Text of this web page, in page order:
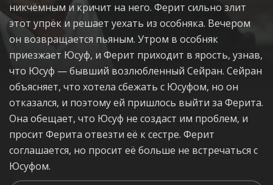
никчёмным и кричит на него. Ферит сильно злит
этот упрёк и решает уехать из особняка. Вечером
он возвращается пьяным. Утром в особняк
приезжает Юсуф, и Ферит приходит в ярость, узнав,
что Юсуф — бывший возлюбленный Сейран. Сейран
объясняет, что хотела сбежать с Юсуфом, но он
отказался, и поэтому ей пришлось выйти за Ферита.
Она обещает, что Юсуф не создаст им проблем, и
просит Ферита отвезти её к сестре. Ферит
соглашается, но просит её больше не встречаться с
Юсуфом.